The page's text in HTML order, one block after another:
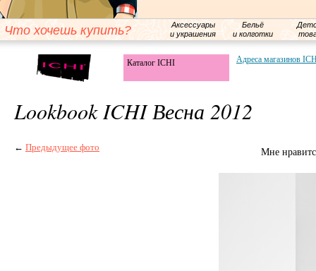
Что хочешь купить?
Аксессуары
и украшения
Бельё
и колготки
Каталог ICHI Адреса магазинов
Lookbook ICHI Весна 2012
← Предыдущее фото Мне